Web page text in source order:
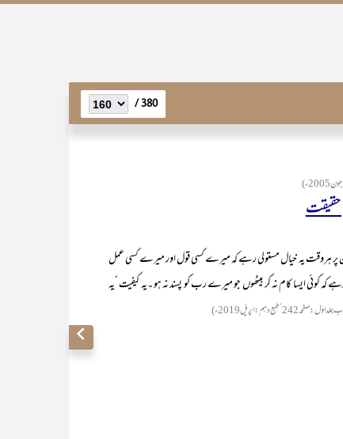
380 /
پر ہروقت یہ خیال مستولی رہے کہ میرے کسی قول اور میرے کسی عمل
کوئی ایسا کام نہ کر بیٹھوں جو میرے رب کو پسند نہ ہو ۔یہ کیفیت ‘یہ
دہم :اپریل2019ء)